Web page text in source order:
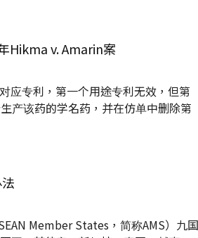
御蓝图 ：企业应将专利视为动态管
用PTAB专利无效程序（IPR）瓦解
Hikma v. Amarin案
应专利，第一个用途专利无效，但第
产该药的学名药，并在仿单中删除第
Member States，简称AMS）九国